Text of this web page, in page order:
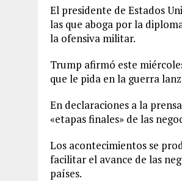
El presidente de Estados
las que aboga por la
la ofensiva militar.
Trump afirmó este
que le pida en la guerra
En declaraciones a la
«etapas finales» de las
Los acontecimientos se
facilitar el avance de las
países.